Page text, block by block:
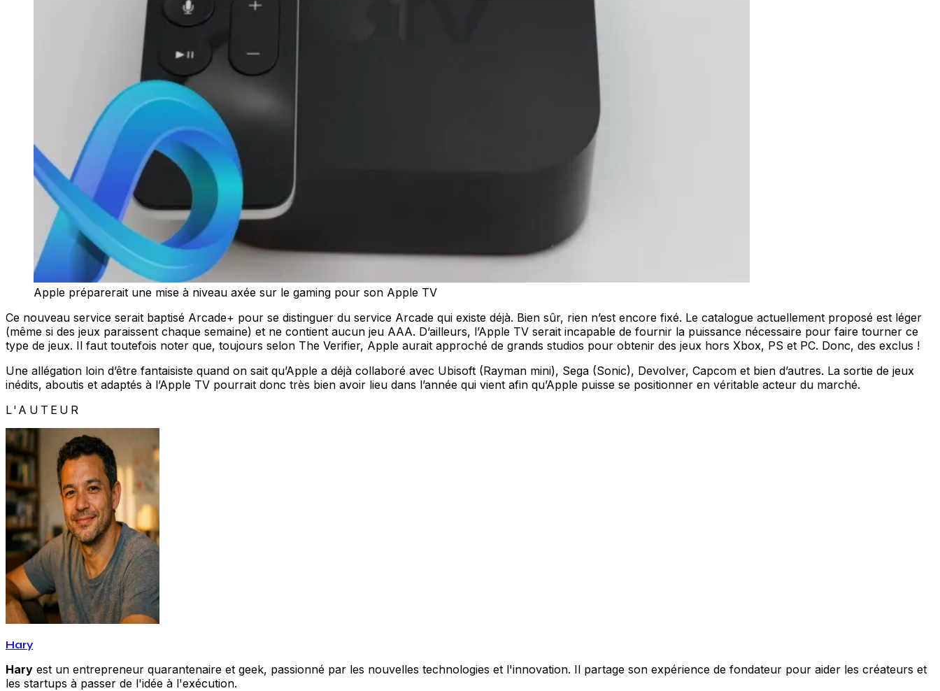
Apple préparerait une mise à niveau axée sur le gaming pour son Apple TV
Ce nouveau service serait baptisé Arcade+ pour se distinguer du service Arcade qui existe déjà. Bien sûr, rien n’est encore fixé. Le catalogue actuellement proposé est léger
(même si des jeux paraissent chaque semaine) et ne contient aucun jeu AAA. D’ailleurs, l’Apple TV serait incapable de fournir la puissance nécessaire pour faire tourner ce
type de jeux. Il faut toutefois noter que, toujours selon The Verifier, Apple aurait approché de grands studios pour obtenir des jeux hors Xbox, PS et PC. Donc, des exclus !
Une allégation loin d’être fantaisiste quand on sait qu’Apple a déjà collaboré avec Ubisoft (Rayman mini), Sega (Sonic), Devolver, Capcom et bien d’autres. La sortie de jeux
inédits, aboutis et adaptés à l’Apple TV pourrait donc très bien avoir lieu dans l’année qui vient afin qu’Apple puisse se positionner en véritable acteur du marché.
L'AUTEUR
Hary
Hary est un entrepreneur quarantenaire et geek, passionné par les nouvelles technologies et l'innovation. Il partage son expérience de fondateur pour aider les créateurs et
les startups à passer de l'idée à l'exécution.